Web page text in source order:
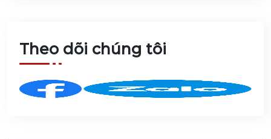
lý
Theo dõi chúng tôi